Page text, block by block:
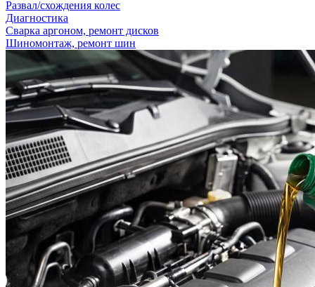
Развал/схождения колес
Диагностика
Сварка аргоном, ремонт дисков
Шиномонтаж, ремонт шин